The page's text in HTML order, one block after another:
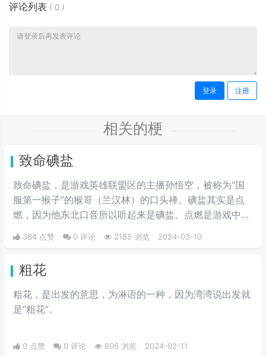
评论列表 ( 0 )
登录 注册
相关的梗
致命碘盐
致命碘盐，是游戏英雄联盟区的主播孙悟空，被称为“国
服第一猴子”的猴哥（兰汉林）的口头禅。碘盐其实是点
燃，因为他东北口音所以听起来是碘盐。点燃是游戏中的
一个召唤师技能，可以对对面造成伤害。
384 点赞 0 评论 2185 浏览 2024-03-10
粗花
粗花，是出发的意思，为淋语的一种，因为湾湾说出发就
是“粗花”。
0 点赞 0 评论 606 浏览 2024-02-11